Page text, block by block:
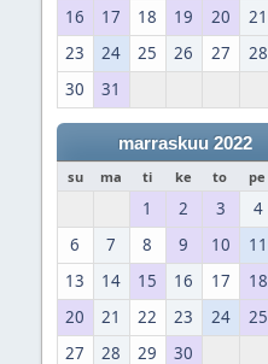
16
17 18 19 20 21
23
24 25 26 27 28
30
31
marraskuu 2022
su ma ti ke to pe
1 2 3 4
6
7 8 9 10 11
13
14 15 16 17 18
20
21 22 23 24 25
27
28 29 30